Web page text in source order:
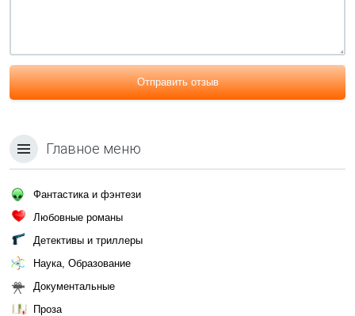
Отправить отзыв
Главное меню
Фантастика и фэнтези
Любовные романы
Детективы и триллеры
Наука, Образование
Документальные
Проза